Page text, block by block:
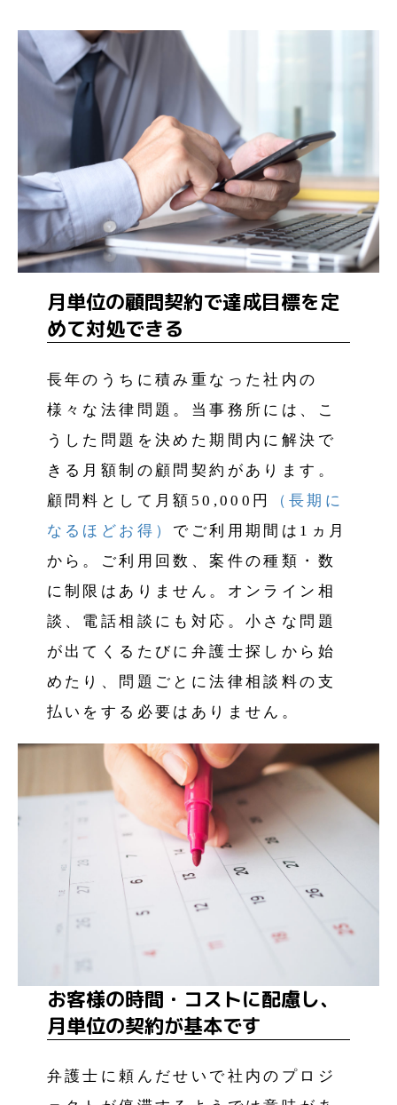
月単位の顧問契約で達成目標を定
めて対処できる
長年のうちに積み重なった社内の
様々な法律問題。当事務所には、こ
うした問題を決めた期間内に解決で
きる月額制の顧問契約があります。
顧問料として月額50,000円
（長期に
なるほどお得） でご利用期間は1ヵ月
から。ご利用回数、案件の種類・数
に制限はありません。オンライン相
談、電話相談にも対応。小さな問題
が出てくるたびに弁護士探しから始
めたり、問題ごとに法律相談料の支
払いをする必要はありません。
お客様の時間・コストに配慮し、
月単位の契約が基本です
弁護士に頼んだせいで社内のプロジ